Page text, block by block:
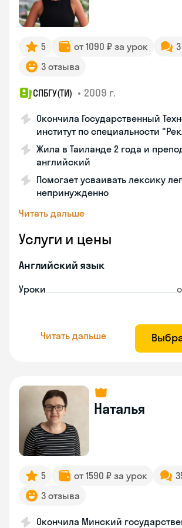
5 от 1090 ₽ за урок
3 отзыва
СПБГУ(ТИ) • 2009 г.
Окончила Государственный
институт по специальности
Жила в Таиланде 2 года и
английский
Помогает усваивать лексику
непринужденно
Читать дальше
Услуги и цены
Английский язык
Уроки
Читать дальше
Наталья
5 от 1590 ₽ за урок
3 отзыва
Окончила Минский